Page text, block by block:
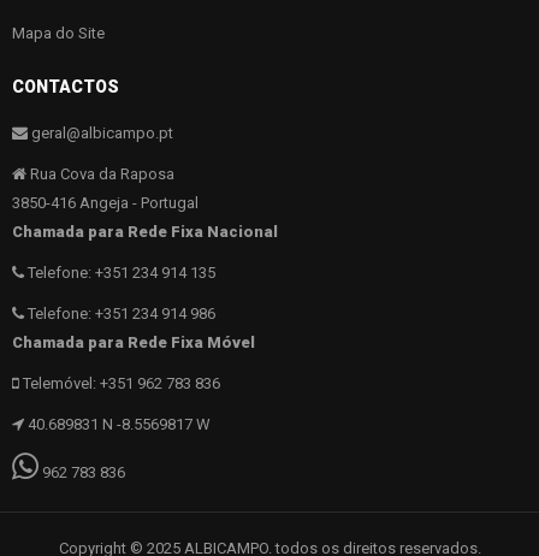
Mapa do Site
CONTACTOS
geral@albicampo.pt
Rua Cova da Raposa
3850-416 Angeja - Portugal
Chamada para Rede Fixa Nacional
Telefone: +351 234 914 135
Telefone: +351 234 914 986
Chamada para Rede Fixa Móvel
Telemóvel: +351 962 783 836
40.689831 N -8.5569817 W
962 783 836
Copyright © 2025 ALBICAMPO. todos os direitos reservados.